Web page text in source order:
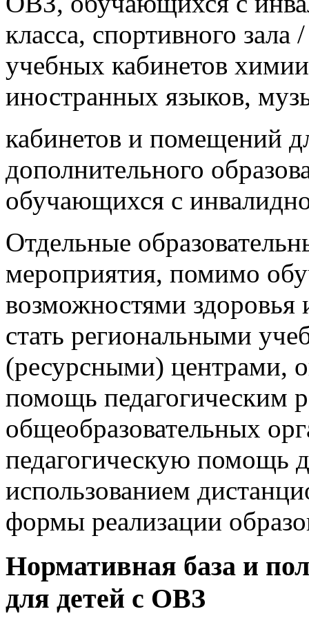
класса, спортивного
учебных кабинетов
иностранных языков,
кабинетов и помещений
дополнительного
обучающихся с
Отдельные
мероприятия, помимо
возможностями
стать региональными
(ресурсными) центрами,
помощь педагогическим
общеобразовательных
педагогическую помощь
использованием
формы реализации
Нормативная база и
для детей с ОВЗ